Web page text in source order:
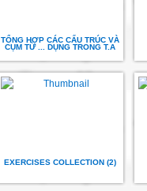
TỔNG HỢP CÁC CẤU TRÚC VÀ
CỤM TỪ ... DỤNG TRONG T.A
EXERCISES COLLECTION (2)